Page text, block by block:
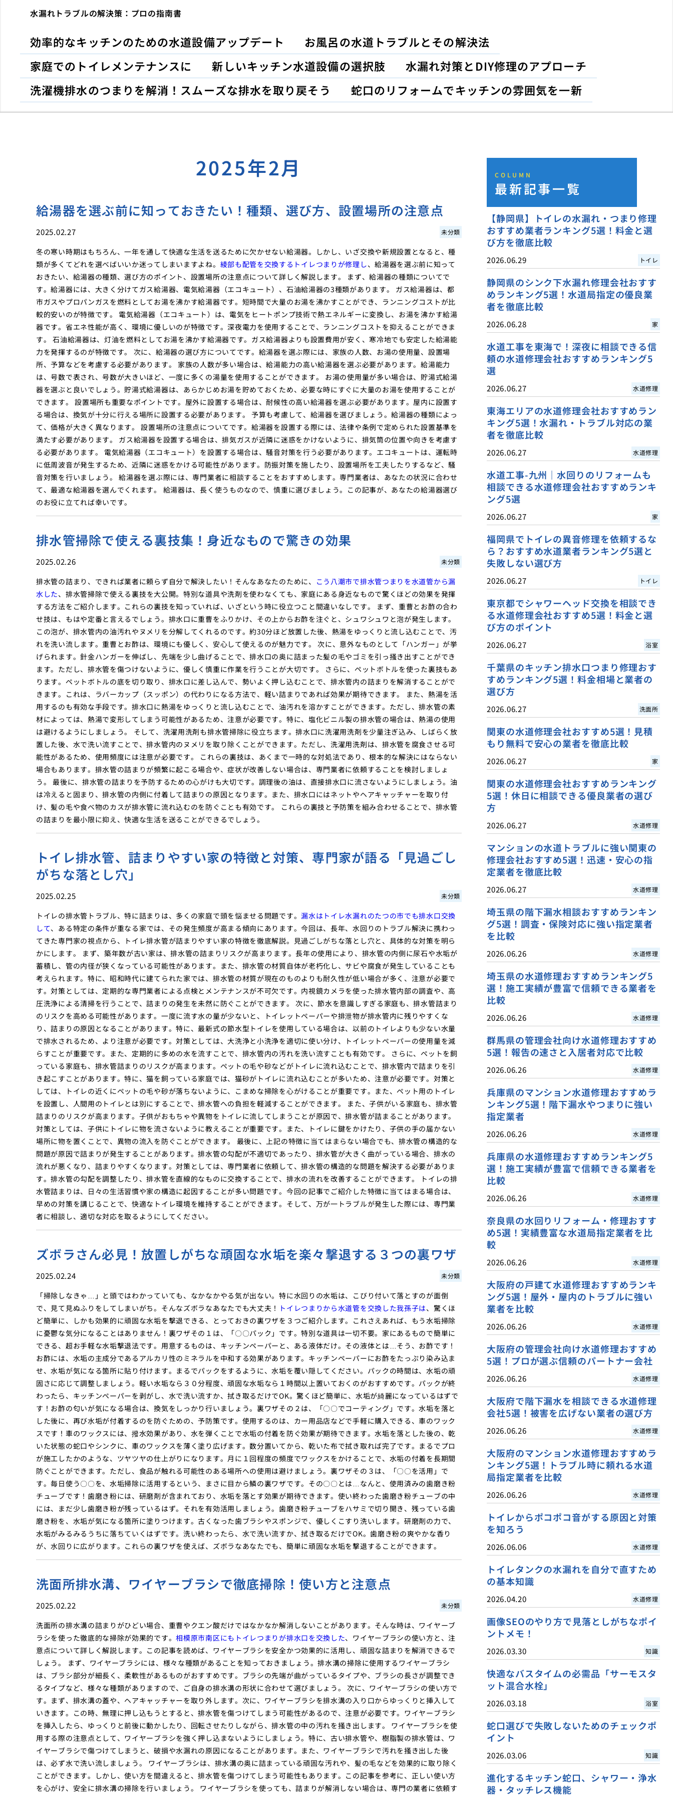
水漏れトラブルの解決策：プロの指南書
効率的なキッチンのための水道設備アップデート
お風呂の水道トラブルとその解決法
家庭でのトイレメンテナンスに
新しいキッチン水道設備の選択肢
水漏れ対策とDIY修理のアプローチ
洗濯機排水のつまりを解消！スムーズな排水を取り戻そう
蛇口のリフォームでキッチンの雰囲気を一新
2025年2月
給湯器を選ぶ前に知っておきたい！種類、選び方、設置場所の注意点
2025.02.27 未分類
冬の寒い時期はもちろん、一年を通して快適な生活を送るために欠かせない給湯器。しかし、いざ交換や新規設置となると、種
類が多くてどれを選べばいいか迷ってしまいますよね。 綾部も配管を交換するトイレつまりが修理し、給湯器を選ぶ前に知って
おきたい、給湯器の種類、選び方のポイント、設置場所の注意点について詳しく解説します。 まず、給湯器の種類についてで
す。給湯器には、大きく分けてガス給湯器、電気給湯器（エコキュート）、石油給湯器の3種類があります。 ガス給湯器は、都
市ガスやプロパンガスを燃料としてお湯を沸かす給湯器です。短時間で大量のお湯を沸かすことができ、ランニングコストが比
較的安いのが特徴です。 電気給湯器（エコキュート）は、電気をヒートポンプ技術で熱エネルギーに変換し、お湯を沸かす給湯
器です。省エネ性能が高く、環境に優しいのが特徴です。深夜電力を使用することで、ランニングコストを抑えることができま
す。 石油給湯器は、灯油を燃料としてお湯を沸かす給湯器です。ガス給湯器よりも設置費用が安く、寒冷地でも安定した給湯能
力を発揮するのが特徴です。 次に、給湯器の選び方についてです。給湯器を選ぶ際には、家族の人数、お湯の使用量、設置場
所、予算などを考慮する必要があります。 家族の人数が多い場合は、給湯能力の高い給湯器を選ぶ必要があります。給湯能力
は、号数で表され、号数が大きいほど、一度に多くの湯量を使用することができます。 お湯の使用量が多い場合は、貯湯式給湯
器を選ぶと良いでしょう。貯湯式給湯器は、あらかじめお湯を貯めておくため、必要な時にすぐに大量のお湯を使用することが
できます。 設置場所も重要なポイントです。屋外に設置する場合は、耐候性の高い給湯器を選ぶ必要があります。屋内に設置す
る場合は、換気が十分に行える場所に設置する必要があります。 予算も考慮して、給湯器を選びましょう。給湯器の種類によっ
て、価格が大きく異なります。 設置場所の注意点についてです。給湯器を設置する際には、法律や条例で定められた設置基準を
満たす必要があります。 ガス給湯器を設置する場合は、排気ガスが近隣に迷惑をかけないように、排気筒の位置や向きを考慮す
る必要があります。 電気給湯器（エコキュート）を設置する場合は、騒音対策を行う必要があります。エコキュートは、運転時
に低周波音が発生するため、近隣に迷惑をかける可能性があります。防振対策を施したり、設置場所を工夫したりするなど、騒
音対策を行いましょう。 給湯器を選ぶ際には、専門業者に相談することをおすすめします。専門業者は、あなたの状況に合わせ
て、最適な給湯器を選んでくれます。 給湯器は、長く使うものなので、慎重に選びましょう。この記事が、あなたの給湯器選び
のお役に立てれば幸いです。
排水管掃除で使える裏技集！身近なもので驚きの効果
2025.02.26 未分類
排水管の詰まり、できれば業者に頼らず自分で解決したい！そんなあなたのために、 こう八潮市で排水管つまりを水道管から漏
水した、排水管掃除で使える裏技を大公開。特別な道具や洗剤を使わなくても、家庭にある身近なもので驚くほどの効果を発揮
する方法をご紹介します。これらの裏技を知っていれば、いざという時に役立つこと間違いなしです。 まず、重曹とお酢の合わ
せ技は、もはや定番と言えるでしょう。排水口に重曹をふりかけ、その上からお酢を注ぐと、シュワシュワと泡が発生します。
この泡が、排水管内の油汚れやヌメリを分解してくれるのです。約30分ほど放置した後、熱湯をゆっくりと流し込むことで、汚
れを洗い流します。重曹とお酢は、環境にも優しく、安心して使えるのが魅力です。 次に、意外なものとして「ハンガー」が挙
げられます。針金ハンガーを伸ばし、先端を少し曲げることで、排水口の奥に詰まった髪の毛やゴミを引っ掻き出すことができ
ます。ただし、排水管を傷つけないように、優しく慎重に作業を行うことが大切です。 さらに、ペットボトルを使った裏技もあ
ります。ペットボトルの底を切り取り、排水口に差し込んで、勢いよく押し込むことで、排水管内の詰まりを解消することがで
きます。これは、ラバーカップ（スッポン）の代わりになる方法で、軽い詰まりであれば効果が期待できます。 また、熱湯を活
用するのも有効な手段です。排水口に熱湯をゆっくりと流し込むことで、油汚れを溶かすことができます。ただし、排水管の素
材によっては、熱湯で変形してしまう可能性があるため、注意が必要です。特に、塩化ビニル製の排水管の場合は、熱湯の使用
は避けるようにしましょう。 そして、洗濯用洗剤も排水管掃除に役立ちます。排水口に洗濯用洗剤を少量注ぎ込み、しばらく放
置した後、水で洗い流すことで、排水管内のヌメリを取り除くことができます。ただし、洗濯用洗剤は、排水管を腐食させる可
能性があるため、使用頻度には注意が必要です。 これらの裏技は、あくまで一時的な対処法であり、根本的な解決にはならない
場合もあります。排水管の詰まりが頻繁に起こる場合や、症状が改善しない場合は、専門業者に依頼することを検討しましょ
う。 最後に、排水管の詰まりを予防するための心がけも大切です。調理後の油は、直接排水口に流さないようにしましょう。油
は冷えると固まり、排水管の内側に付着して詰まりの原因となります。また、排水口にはネットやヘアキャッチャーを取り付
け、髪の毛や食べ物のカスが排水管に流れ込むのを防ぐことも有効です。 これらの裏技と予防策を組み合わせることで、排水管
の詰まりを最小限に抑え、快適な生活を送ることができるでしょう。
トイレ排水管、詰まりやすい家の特徴と対策、専門家が語る「見過ごし
がちな落とし穴」
2025.02.25 未分類
トイレの排水管トラブル、特に詰まりは、多くの家庭で頭を悩ませる問題です。漏水はトイレ水漏れのたつの市でも排水口交換
して、ある特定の条件が重なる家では、その発生頻度が高まる傾向にあります。今回は、長年、水回りのトラブル解決に携わっ
てきた専門家の視点から、トイレ排水管が詰まりやすい家の特徴を徹底解説。見過ごしがちな落とし穴と、具体的な対策を明ら
かにします。 まず、築年数が古い家は、排水管の詰まりリスクが高まります。長年の使用により、排水管の内側に尿石や水垢が
蓄積し、管の内径が狭くなっている可能性があります。また、排水管の材質自体が老朽化し、サビや腐食が発生していることも
考えられます。特に、昭和時代に建てられた家では、排水管の材質が現在のものよりも耐久性が低い場合が多く、注意が必要で
す。対策としては、定期的な専門業者による点検とメンテナンスが不可欠です。内視鏡カメラを使った排水管内部の調査や、高
圧洗浄による清掃を行うことで、詰まりの発生を未然に防ぐことができます。 次に、節水を意識しすぎる家庭も、排水管詰まり
のリスクを高める可能性があります。一度に流す水の量が少ないと、トイレットペーパーや排泄物が排水管内に残りやすくな
り、詰まりの原因となることがあります。特に、最新式の節水型トイレを使用している場合は、以前のトイレよりも少ない水量
で排水されるため、より注意が必要です。対策としては、大洗浄と小洗浄を適切に使い分け、トイレットペーパーの使用量を減
らすことが重要です。また、定期的に多めの水を流すことで、排水管内の汚れを洗い流すことも有効です。 さらに、ペットを飼
っている家庭も、排水管詰まりのリスクが高まります。ペットの毛や砂などがトイレに流れ込むことで、排水管内で詰まりを引
き起こすことがあります。特に、猫を飼っている家庭では、猫砂がトイレに流れ込むことが多いため、注意が必要です。対策と
しては、トイレの近くにペットの毛や砂が落ちないように、こまめな掃除を心がけることが重要です。また、ペット用のトイレ
を設置し、人間用のトイレとは別にすることで、排水管への負担を軽減することができます。 また、子供がいる家庭も、排水管
詰まりのリスクが高まります。子供がおもちゃや異物をトイレに流してしまうことが原因で、排水管が詰まることがあります。
対策としては、子供にトイレに物を流さないように教えることが重要です。また、トイレに鍵をかけたり、子供の手の届かない
場所に物を置くことで、異物の流入を防ぐことができます。 最後に、上記の特徴に当てはまらない場合でも、排水管の構造的な
問題が原因で詰まりが発生することがあります。排水管の勾配が不適切であったり、排水管が大きく曲がっている場合、排水の
流れが悪くなり、詰まりやすくなります。対策としては、専門業者に依頼して、排水管の構造的な問題を解決する必要がありま
す。排水管の勾配を調整したり、排水管を直線的なものに交換することで、排水の流れを改善することができます。 トイレの排
水管詰まりは、日々の生活習慣や家の構造に起因することが多い問題です。今回の記事でご紹介した特徴に当てはまる場合は、
早めの対策を講じることで、快適なトイレ環境を維持することができます。そして、万が一トラブルが発生した際には、専門業
者に相談し、適切な対応を取るようにしてください。
ズボラさん必見！放置しがちな頑固な水垢を楽々撃退する３つの裏ワザ
2025.02.24 未分類
「掃除しなきゃ…」と頭ではわかっていても、なかなかやる気が出ない。特に水回りの水垢は、こびり付いて落とすのが面倒
で、見て見ぬふりをしてしまいがち。そんなズボラなあなたでも大丈夫！ トイレつまりから水道管を交換した我孫子は、驚くほ
ど簡単に、しかも効果的に頑固な水垢を撃退できる、とっておきの裏ワザを３つご紹介します。これさえあれば、もう水垢掃除
に憂鬱な気分になることはありません！裏ワザその１は、「〇〇パック」です。特別な道具は一切不要。家にあるもので簡単に
できる、超お手軽な水垢撃退法です。用意するものは、キッチンペーパーと、ある液体だけ。その液体とは…そう、お酢です！
お酢には、水垢の主成分であるアルカリ性のミネラルを中和する効果があります。キッチンペーパーにお酢をたっぷり染み込ま
せ、水垢が気になる箇所に貼り付けます。まるでパックをするように、水垢を覆い隠してください。パックの時間は、水垢の頑
固さに応じて調整しましょう。軽い水垢なら３０分程度、頑固な水垢なら１時間以上置いておくのがおすすめです。パックが終
わったら、キッチンペーパーを剥がし、水で洗い流すか、拭き取るだけでOK。驚くほど簡単に、水垢が綺麗になっているはずで
す！お酢の匂いが気になる場合は、換気をしっかり行いましょう。裏ワザその２は、「〇〇でコーティング」です。水垢を落と
した後に、再び水垢が付着するのを防ぐための、予防策です。使用するのは、カー用品店などで手軽に購入できる、車のワック
スです！車のワックスには、撥水効果があり、水を弾くことで水垢の付着を防ぐ効果が期待できます。水垢を落とした後の、乾
いた状態の蛇口やシンクに、車のワックスを薄く塗り広げます。数分置いてから、乾いた布で拭き取れば完了です。まるでプロ
が施工したかのような、ツヤツヤの仕上がりになります。月に１回程度の頻度でワックスをかけることで、水垢の付着を長期間
防ぐことができます。ただし、食品が触れる可能性のある場所への使用は避けましょう。裏ワザその３は、「〇〇を活用」で
す。毎日使う〇〇を、水垢掃除に活用するという、まさに目から鱗の裏ワザです。その〇〇とは…なんと、使用済みの歯磨き粉
チューブです！歯磨き粉には、研磨剤が含まれており、水垢を落とす効果が期待できます。使い終わった歯磨き粉チューブの中
には、まだ少し歯磨き粉が残っているはず。それを有効活用しましょう。歯磨き粉チューブをハサミで切り開き、残っている歯
磨き粉を、水垢が気になる箇所に塗りつけます。古くなった歯ブラシやスポンジで、優しくこすり洗いします。研磨剤の力で、
水垢がみるみるうちに落ちていくはずです。洗い終わったら、水で洗い流すか、拭き取るだけでOK。歯磨き粉の爽やかな香り
が、水回りに広がります。これらの裏ワザを使えば、ズボラなあなたでも、簡単に頑固な水垢を撃退することができます。
洗面所排水溝、ワイヤーブラシで徹底掃除！使い方と注意点
2025.02.22 未分類
洗面所の排水溝の詰まりがひどい場合、重曹やクエン酸だけではなかなか解消しないことがあります。そんな時は、ワイヤーブ
ラシを使った徹底的な掃除が効果的です。相模原市南区にもトイレつまりが排水口を交換した、ワイヤーブラシの使い方と、注
意点について詳しく解説します。この記事を読めば、ワイヤーブラシを安全かつ効果的に活用し、頑固な詰まりを解消できるで
しょう。 まず、ワイヤーブラシには、様々な種類があることを知っておきましょう。排水溝の掃除に使用するワイヤーブラシ
は、ブラシ部分が細長く、柔軟性があるものがおすすめです。ブラシの先端が曲がっているタイプや、ブラシの長さが調整でき
るタイプなど、様々な種類がありますので、ご自身の排水溝の形状に合わせて選びましょう。 次に、ワイヤーブラシの使い方で
す。まず、排水溝の蓋や、ヘアキャッチャーを取り外します。次に、ワイヤーブラシを排水溝の入り口からゆっくりと挿入して
いきます。この時、無理に押し込もうとすると、排水管を傷つけてしまう可能性があるので、注意が必要です。ワイヤーブラシ
を挿入したら、ゆっくりと前後に動かしたり、回転させたりしながら、排水管の中の汚れを掻き出します。 ワイヤーブラシを使
用する際の注意点として、ワイヤーブラシを強く押し込まないようにしましょう。特に、古い排水管や、樹脂製の排水管は、ワ
イヤーブラシで傷つけてしまうと、破損や水漏れの原因になることがあります。また、ワイヤーブラシで汚れを掻き出した後
は、必ず水で洗い流しましょう。 ワイヤーブラシは、排水溝の奥に詰まっている頑固な汚れや、髪の毛などを効果的に取り除く
ことができます。しかし、使い方を間違えると、排水管を傷つけてしまう可能性もあります。この記事を参考に、正しい使い方
を心がけ、安全に排水溝の掃除を行いましょう。 ワイヤーブラシを使っても、詰まりが解消しない場合は、専門の業者に依頼す
COLUMN
最新記事一覧
【静岡県】トイレの水漏れ・つまり修理
おすすめ業者ランキング5選！料金と選
び方を徹底比較
2026.06.29 トイレ
静岡県のシンク下水漏れ修理会社おすす
めランキング5選！水道局指定の優良業
者を徹底比較
2026.06.28 家
水道工事を東海で！深夜に相談できる信
頼の水道修理会社おすすめランキング5
選
2026.06.27 水道修理
東海エリアの水道修理会社おすすめラン
キング5選！水漏れ・トラブル対応の業
者を徹底比較
2026.06.27 水道修理
水道工事-九州｜水回りのリフォームも
相談できる水道修理会社おすすめランキ
ング5選
2026.06.27 家
福岡県でトイレの異音修理を依頼するな
ら？おすすめ水道業者ランキング5選と
失敗しない選び方
2026.06.27 トイレ
東京都でシャワーヘッド交換を相談でき
る水道修理会社おすすめ5選！料金と選
び方のポイント
2026.06.27 浴室
千葉県のキッチン排水口つまり修理おす
すめランキング5選！料金相場と業者の
選び方
2026.06.27 洗面所
関東の水道修理会社おすすめ5選！見積
もり無料で安心の業者を徹底比較
2026.06.27 家
関東の水道修理会社おすすめランキング
5選！休日に相談できる優良業者の選び
方
2026.06.27 水道修理
マンションの水道トラブルに強い関東の
修理会社おすすめ5選！迅速・安心の指
定業者を徹底比較
2026.06.27 水道修理
埼玉県の階下漏水相談おすすめランキン
グ5選！調査・保険対応に強い指定業者
を比較
2026.06.26 水道修理
埼玉県の水道修理おすすめランキング5
選！施工実績が豊富で信頼できる業者を
比較
2026.06.26 水道修理
群馬県の管理会社向け水道修理おすすめ
5選！報告の速さと入居者対応で比較
2026.06.26 水道修理
兵庫県のマンション水道修理おすすめラ
ンキング5選！階下漏水やつまりに強い
指定業者
2026.06.26 水道修理
兵庫県の水道修理おすすめランキング5
選！施工実績が豊富で信頼できる業者を
比較
2026.06.26 水道修理
奈良県の水回りリフォーム・修理おすす
め5選！実績豊富な水道局指定業者を比
較
2026.06.26 水道修理
大阪府の戸建て水道修理おすすめランキ
ング5選！屋外・屋内のトラブルに強い
業者を比較
2026.06.26 水道修理
大阪府の管理会社向け水道修理おすすめ
5選！プロが選ぶ信頼のパートナー会社
2026.06.26 水道修理
大阪府で階下漏水を相談できる水道修理
会社5選！被害を広げない業者の選び方
2026.06.26 水道修理
大阪府のマンション水道修理おすすめラ
ンキング5選！トラブル時に頼れる水道
局指定業者を比較
2026.06.26 水道修理
トイレからポコポコ音がする原因と対策
を知ろう
2026.06.06 水道修理
トイレタンクの水漏れを自分で直すため
の基本知識
2026.04.20 水道修理
画像SEOのやり方で見落としがちなポイ
ントメモ！
2026.03.30 知識
快適なバスタイムの必需品「サーモスタ
ット混合水栓」
2026.03.18 浴室
蛇口選びで失敗しないためのチェックポ
イント
2026.03.06 知識
進化するキッチン蛇口、シャワー・浄水
器・タッチレス機能